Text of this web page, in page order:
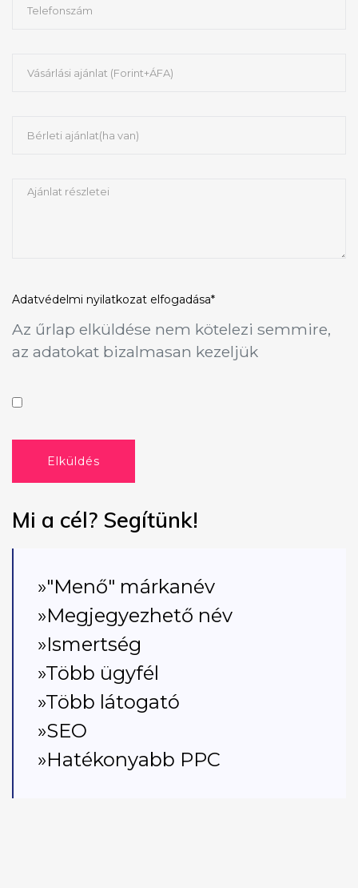
Adatvédelmi nyilatkozat elfogadása*
Az űrlap elküldése nem kötelezi semmire,
az adatokat bizalmasan kezeljük
Elküldés
Mi a cél? Segítünk!
»"Menő" márkanév
»Megjegyezhető név
»Ismertség
»Több ügyfél
»Több látogató
»SEO
»Hatékonyabb PPC